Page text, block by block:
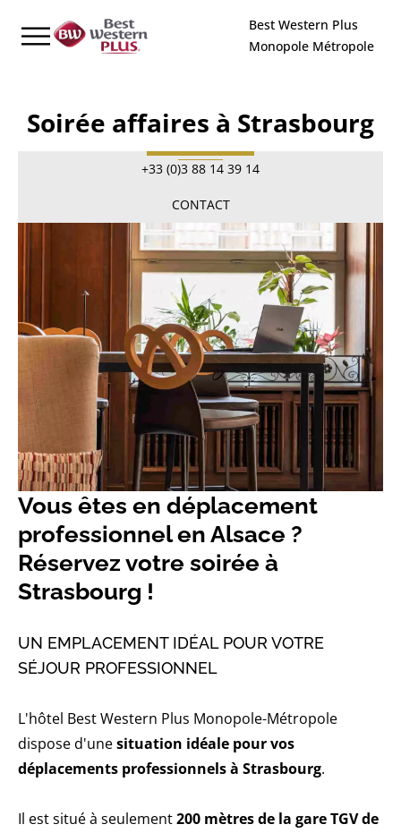
Best Western Plus
Monopole Métropole
Soirée affaires à Strasbourg
+33 (0)3 88 14 39 14
CONTACT
Vous êtes en déplacement
professionnel en Alsace ?
Réservez votre soirée à
Strasbourg !
UN EMPLACEMENT IDÉAL POUR VOTRE
SÉJOUR PROFESSIONNEL
L'hôtel Best Western Plus Monopole-Métropole
dispose d'unesituation idéale pour vos
déplacements professionnels à Strasbourg.
Il est situé à seulement200 mètres de la gare TGV de